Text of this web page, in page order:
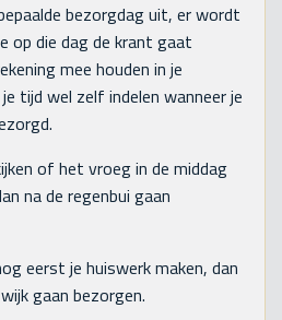
bezorgdag uit, er wordt
op die dag de krant gaat
mee houden in je
tijd wel zelf indelen wanneer je
of het vroeg in de middag
na de regenbui gaan
eerst je huiswerk maken, dan
gaan bezorgen.